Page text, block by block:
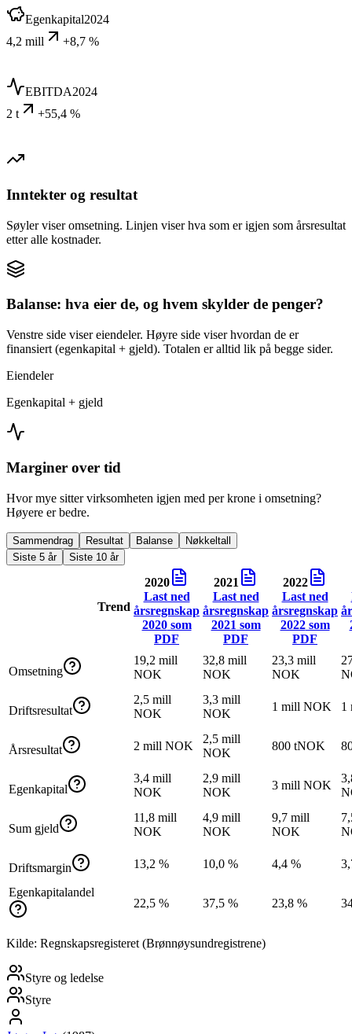
Egenkapital2024
4,2 mill
+8,7 %
EBITDA2024
2 t
+55,4 %
Inntekter og resultat
Søyler viser omsetning. Linjen viser hva som er igjen som årsresultat
etter alle kostnader.
Balanse: hva eier de, og hvem skylder de penger?
Venstre side viser eiendeler. Høyre side viser hvordan de er
finansiert (egenkapital + gjeld). Totalen er alltid lik på begge sider.
Eiendeler
Egenkapital + gjeld
Marginer over tid
Hvor mye sitter virksomheten igjen med per krone i omsetning?
Høyere er bedre.
Sammendrag Resultat Balanse
Nøkkeltall
Siste 5 år
Siste 10 år
Trend
2020
Last ned
årsregnskap
2020som
PDF
2021
Last ned
årsregnskap
2021 som
PDF
2022
Last ned
årsregnskap
2022som
PDF
Omsetning
19,2 mill
NOK
32,8 mill
NOK
23,3 mill
NOK
Driftsresultat
2,5 mill
NOK
3,3 mill
NOK
1 mill NOK 1
Årsresultat 2 mill NOK
2,5 mill
NOK
800 tNOK
Egenkapital
3,4 mill
NOK
2,9 mill
NOK
3 mill NOK
Sum gjeld
11,8 mill
NOK
4,9 mill
NOK
9,7 mill
NOK
Driftsmargin 13,2 % 10,0 % 4,4 %
Egenkapitalandel
22,5 %
37,5 % 23,8 %
Kilde: Regnskapsregisteret (Brønnøysundregistrene)
Styre og ledelse
Styre